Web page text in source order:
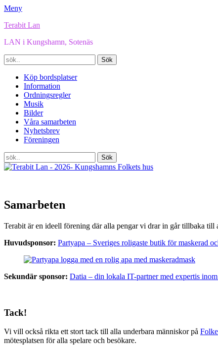
Meny
Terabit Lan
LAN i Kungshamn, Sotenäs
Sök
efter:
post
Primär
meny
Hoppa
innehåll
Köp bordsplatser
Information
Ordningsregler
Musik
Bilder
Våra samarbeten
Nyhetsbrev
Föreningen
Sök
Sök
efter:
Samarbeten
Terabit är en ideell förening där alla pengar vi drar in går tillbaka
Huvudsponsor: Partyapa – Sveriges roligaste butik för maskerad
Sekundär sponsor: Datia – din lokala IT-partner med expertis
Tack!
Vi vill också rikta ett stort tack till alla underbara människor på
mötesplatsen för alla spelare och besökare.